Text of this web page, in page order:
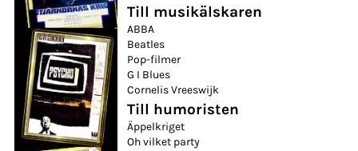
Till musikälskaren
ABBA
Beatles
Pop-filmer
G I Blues
Cornelis Vreeswijk
Till humoristen
Äppelkriget
Oh vilket party